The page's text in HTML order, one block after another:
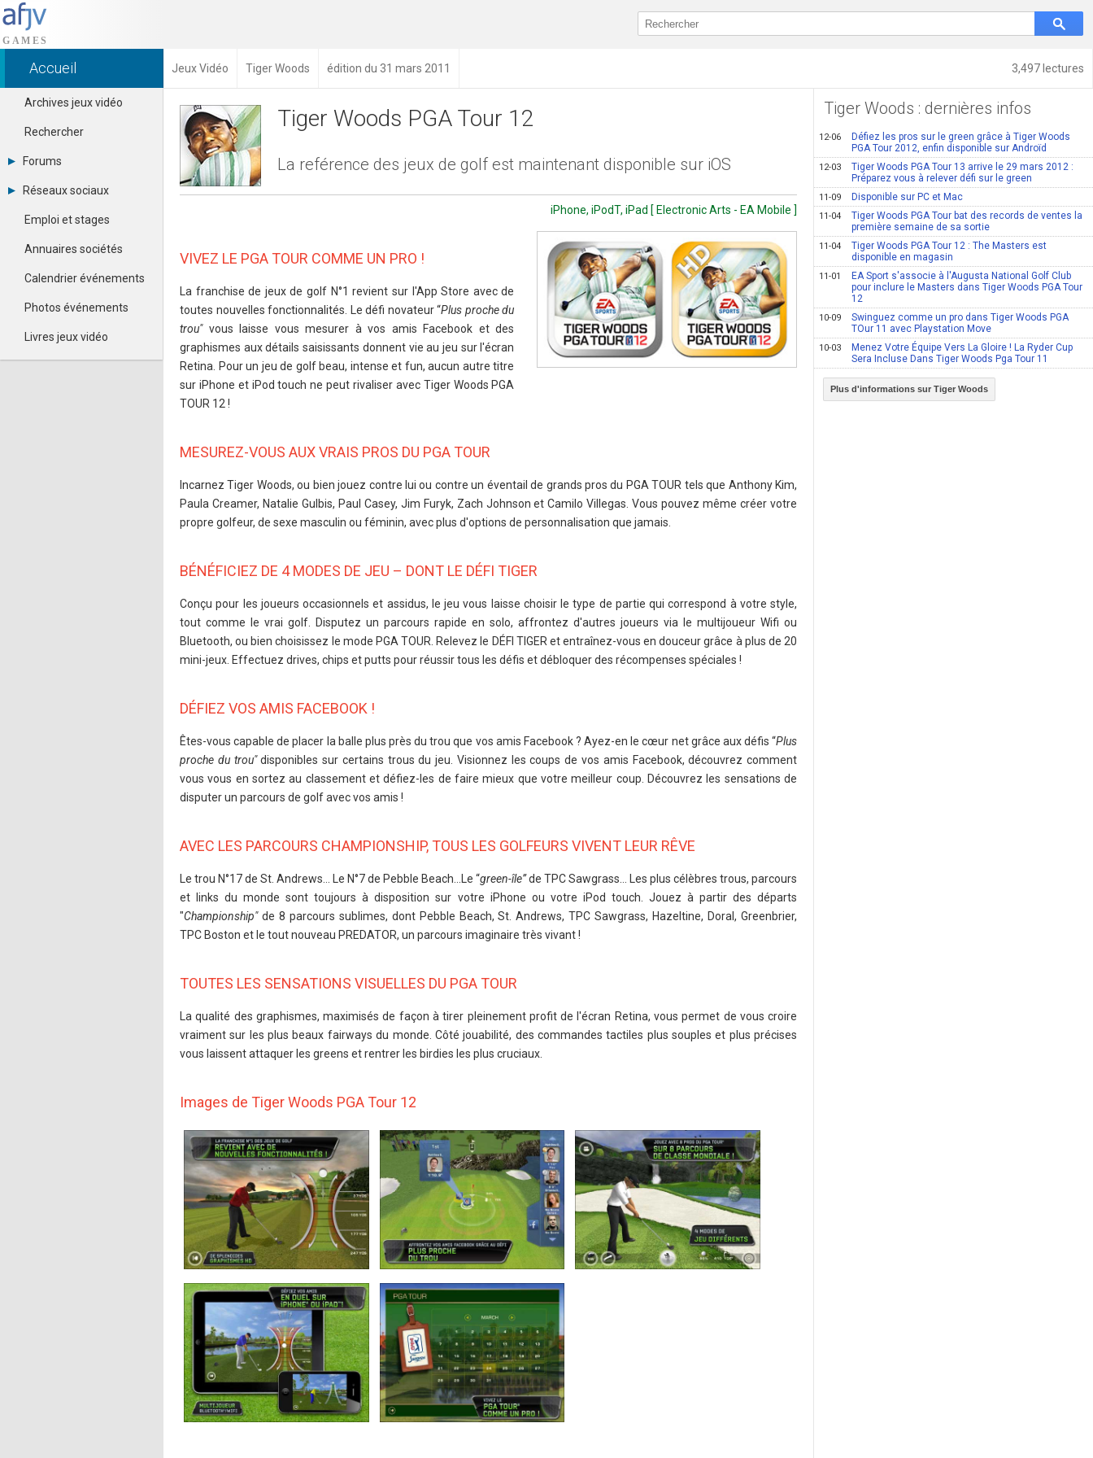
3,497 lectures
Accueil Jeux Vidéo Tiger Woods édition du 31 mars 2011
Archives jeux vidéo
Rechercher
Forums
Tous les forums
Se connecter
Contacter un modérateur
Réseaux sociaux
Dailymotion
Facebook
Google+
Pinterest
Youtube
Emploi et stages
Annuaires sociétés
Calendrier événements
Photos événements
Livres jeux vidéo
Tiger Woods PGA Tour 12
La reférence des jeux de golf est maintenant disponible sur iOS
iPhone, iPodT, iPad [ Electronic Arts - EA Mobile ]
VIVEZ LE PGA TOUR COMME UN PRO !
La franchise de jeux de golf N°1 revient sur l'App Store avec de
toutes nouvelles fonctionnalités. Le défi novateur “Plus proche du
trou"vous laisse vous mesurer à vos amis Facebook et des
graphismes aux détails saisissants donnent vie au jeu sur l'écran
Retina. Pour un jeu de golf beau, intense et fun, aucun autre titre
sur iPhone et iPod touch ne peut rivaliser avec Tiger Woods PGA
TOUR 12 !
MESUREZ-VOUS AUX VRAIS PROS DU PGA TOUR
Incarnez Tiger Woods, ou bien jouez contre lui ou contre un éventail de grands pros du PGA TOUR tels que Anthony Kim,
Paula Creamer, Natalie Gulbis, Paul Casey, Jim Furyk, Zach Johnson et Camilo Villegas. Vous pouvez même créer votre
propre golfeur, de sexe masculin ou féminin, avec plus d'options de personnalisation que jamais.
BÉNÉFICIEZ DE 4 MODES DE JEU – DONT LE DÉFI TIGER
Conçu pour les joueurs occasionnels et assidus, le jeu vous laisse choisir le type de partie qui correspond à votre style,
tout comme le vrai golf. Disputez un parcours rapide en solo, affrontez d'autres joueurs via le multijoueur Wifi ou
Bluetooth, ou bien choisissez le mode PGA TOUR. Relevez le DÉFI TIGER et entraînez-vous en douceur grâce à plus de 20
mini-jeux. Effectuez drives, chips et putts pour réussir tous les défis et débloquer des récompenses spéciales !
DÉFIEZ VOS AMIS FACEBOOK !
Êtes-vous capable de placer la balle plus près du trou que vos amis Facebook ? Ayez-en le cœur net grâce aux défis “Plus
proche du trou"disponibles sur certains trous du jeu. Visionnez les coups de vos amis Facebook, découvrez comment
vous vous en sortez au classement et défiez-les de faire mieux que votre meilleur coup. Découvrez les sensations de
disputer un parcours de golf avec vos amis !
AVEC LES PARCOURS CHAMPIONSHIP, TOUS LES GOLFEURS VIVENT LEUR RÊVE
Le trou N°17 de St. Andrews… Le N°7 de Pebble Beach…Le “green-île”de TPC Sawgrass… Les plus célèbres trous, parcours
et links du monde sont toujours à disposition sur votre iPhone ou votre iPod touch. Jouez à partir des départs
"Championship"de 8 parcours sublimes, dont Pebble Beach, St. Andrews, TPC Sawgrass, Hazeltine, Doral, Greenbrier,
TPC Boston et le tout nouveau PREDATOR, un parcours imaginaire très vivant !
TOUTES LES SENSATIONS VISUELLES DU PGA TOUR
La qualité des graphismes, maximisés de façon à tirer pleinement profit de l'écran Retina, vous permet de vous croire
vraiment sur les plus beaux fairways du monde. Côté jouabilité, des commandes tactiles plus souples et plus précises
vous laissent attaquer les greens et rentrer les birdies les plus cruciaux.
Images de Tiger Woods PGA Tour 12
Tiger Woods : dernières infos
12-06
Défiez les pros sur le green grâce à Tiger Woods
PGA Tour 2012, enfin disponible sur Androïd
12-03
Tiger Woods PGA Tour 13 arrive le 29 mars 2012 :
Préparez vous à relever défi sur le green
11-09 Disponible sur PC et Mac
11-04
Tiger Woods PGA Tour bat des records de ventes la
première semaine de sa sortie
11-04
Tiger Woods PGA Tour 12 : The Masters est
disponible en magasin
11-01
EA Sport s'associe à l'Augusta National Golf Club
pour inclure le Masters dans Tiger Woods PGA Tour
12
10-09
Swinguez comme un pro dans Tiger Woods PGA
TOur 11 avec Playstation Move
10-03
Menez Votre Équipe Vers La Gloire ! La Ryder Cup
Sera Incluse Dans Tiger Woods Pga Tour 11
Plus d'informations sur Tiger Woods